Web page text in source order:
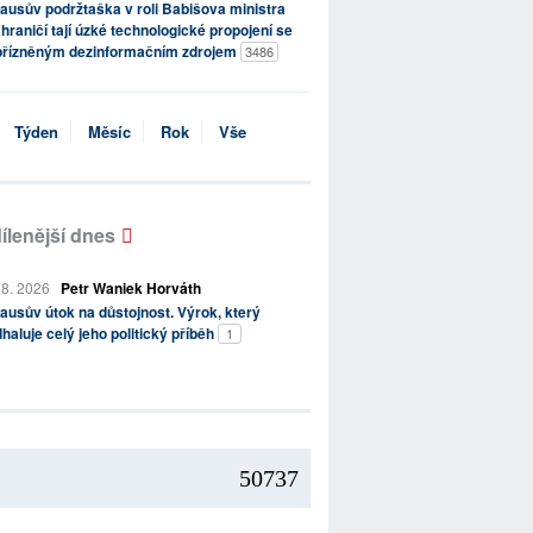
podržtaška v roli Babišova ministra
tají úzké technologické propojení se
dezinformačním zdrojem 3486
Týden Měsíc Rok Vše
dnes
2026
Petr Waniek Horváth
útok na důstojnost. Výrok, který
celý jeho politický příběh
1
50737